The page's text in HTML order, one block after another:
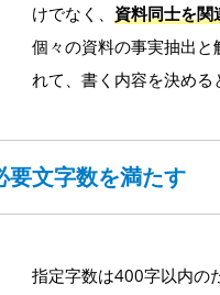
けでなく、 資料同士を関
個々の資料の事実抽出
れて、書く内容を決める
要文字数を満たす
指定字数は400字以内の